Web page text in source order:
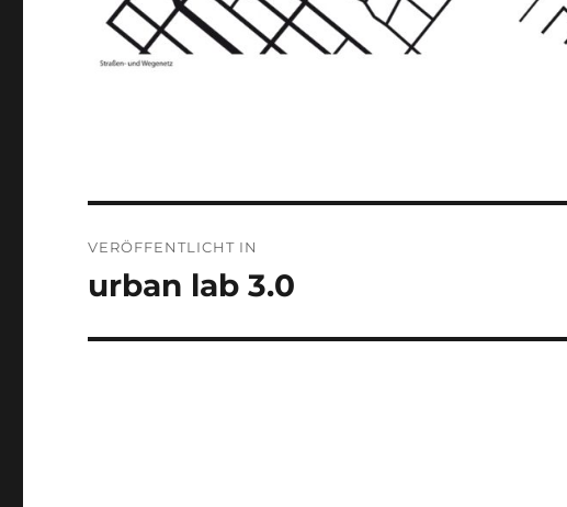
VERÖFFENTLICHT IN
urban lab 3.0